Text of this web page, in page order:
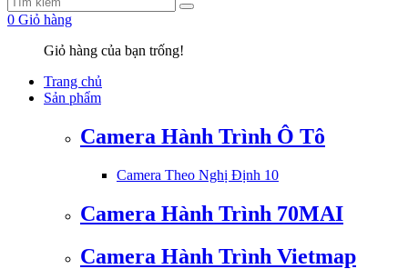
0 Giỏ hàng
Giỏ hàng của bạn trống!
Trang chủ
Sản phẩm
Camera Hành Trình Ô Tô
Camera Theo Nghị Định 10
Camera Hành Trình 70MAI
Camera Hành Trình Vietmap